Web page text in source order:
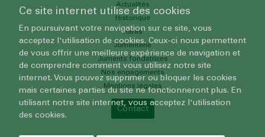
Actualités
Historique
Haras
Jumenterie
Juments fondatrices
Nos engagements
Mentions légales
Contact
Ce site internet utilise des cookies
En poursuivant votre navigation sur ce site, vous
acceptez l'utilisation de cookies. Ceux-ci nous permettent
de vous offrir une meilleure expérience de navigation et
de comprendre comment vous utilisez notre site
internet. Vous pouvez supprimer ou bloquer les cookies
mais certaines parties du site ne fonctionneront plus. En
utilisant notre site internet, vous acceptez l'utilisation
des cookies.